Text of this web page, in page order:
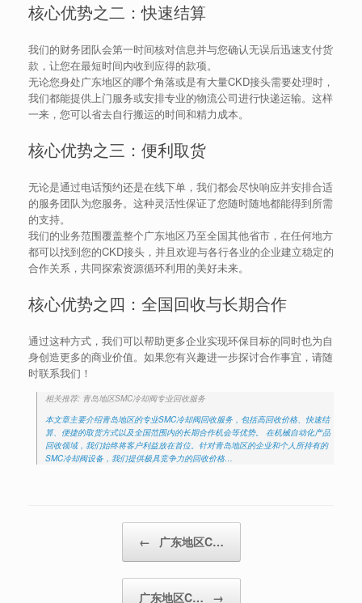
核心优势之二：快速结算
我们的财务团队会第一时间核对信息并与您确认无误后迅速支付货
款，让您在最短时间内收到应得的款项。
无论您身处广东地区的哪个角落或是有大量CKD接头需要处理时，
我们都能提供上门服务或安排专业的物流公司进行快递运输。这样
一来，您可以省去自行搬运的时间和精力成本。
核心优势之三：便利取货
无论是通过电话预约还是在线下单，我们都会尽快响应并安排合适
的服务团队为您服务。这种灵活性保证了您随时随地都能得到所需
的支持。
我们的业务范围覆盖整个广东地区乃至全国其他省市，在任何地方
都可以找到您的CKD接头，并且欢迎与各行各业的企业建立稳定的
合作关系，共同探索资源循环利用的美好未来。
核心优势之四：全国回收与长期合作
通过这种方式，我们可以帮助更多企业实现环保目标的同时也为自
身创造更多的商业价值。如果您有兴趣进一步探讨合作事宜，请随
时联系我们！
相关推荐: 青岛地区SMC冷却阀专业回收服务
本文章主要介绍青岛地区的专业SMC冷却阀回收服务，包括高回收价格、快速结
算、便捷的取货方式以及全国范围内的长期合作机会等优势。 在机械自动化产品
回收领域，我们始终将客户利益放在首位。针对青岛地区的企业和个人所持有的
SMC冷却阀设备，我们提供极具竞争力的回收价格…
← 广东地区C…
广东地区C… →